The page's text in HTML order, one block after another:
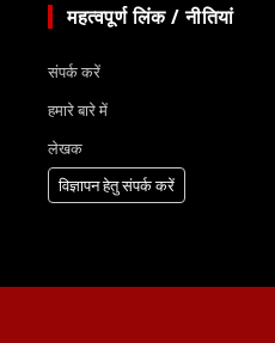
महत्वपूर्ण लिंक / नीतियां
संपर्क करें
हमारे बारे में
लेखक
विज्ञापन हेतु संपर्क करें